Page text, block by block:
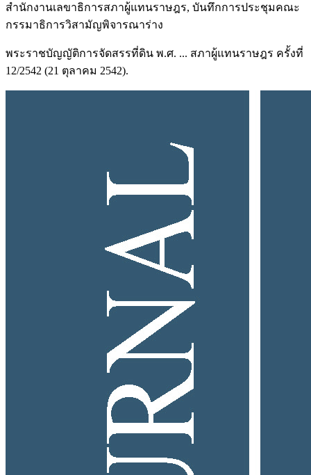
สำนักงานเลขาธิการสภาผู้แทนราษฎร, บันทึกการประชุมคณะ
กรรมาธิการวิสามัญพิจารณาร่าง
พระราชบัญญัติการจัดสรรที่ดิน พ.ศ. ... สภาผู้แทนราษฎร ครั้งที่
12/2542 (21 ตุลาคม 2542).